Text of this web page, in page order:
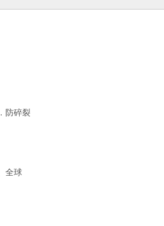
防碎裂
全球